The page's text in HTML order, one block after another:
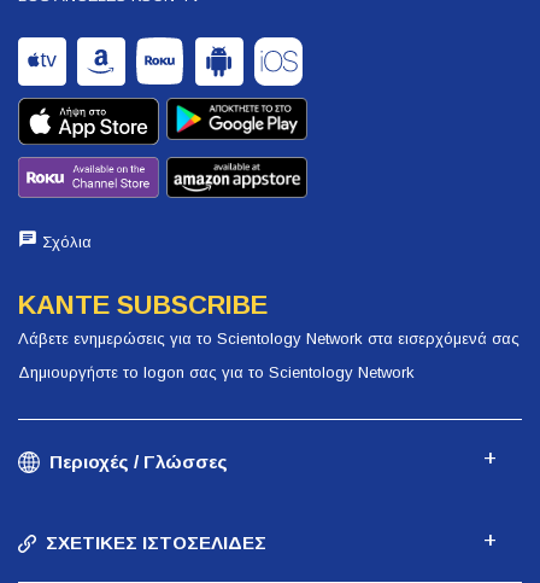
Σχόλια
ΚΑΝΤΕ SUBSCRIBE
Λάβετε ενημερώσεις για το Scientology Network στα εισερχόμενά σας
Δημιουργήστε το logon σας για το Scientology Network
Περιοχές / Γλώσσες
ΣΧΕΤΙΚΕΣ ΙΣΤΟΣΕΛΙΔΕΣ